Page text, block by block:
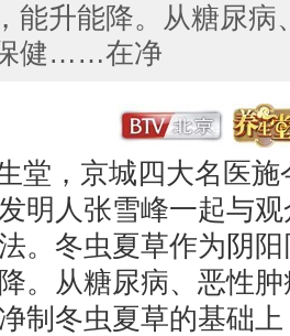
能升能降。从糖尿
健……在净
，京城四大名医施
明人张雪峰一起与
。冬虫夏草作为阴
。从糖尿病、恶性
冬虫夏草的基础上